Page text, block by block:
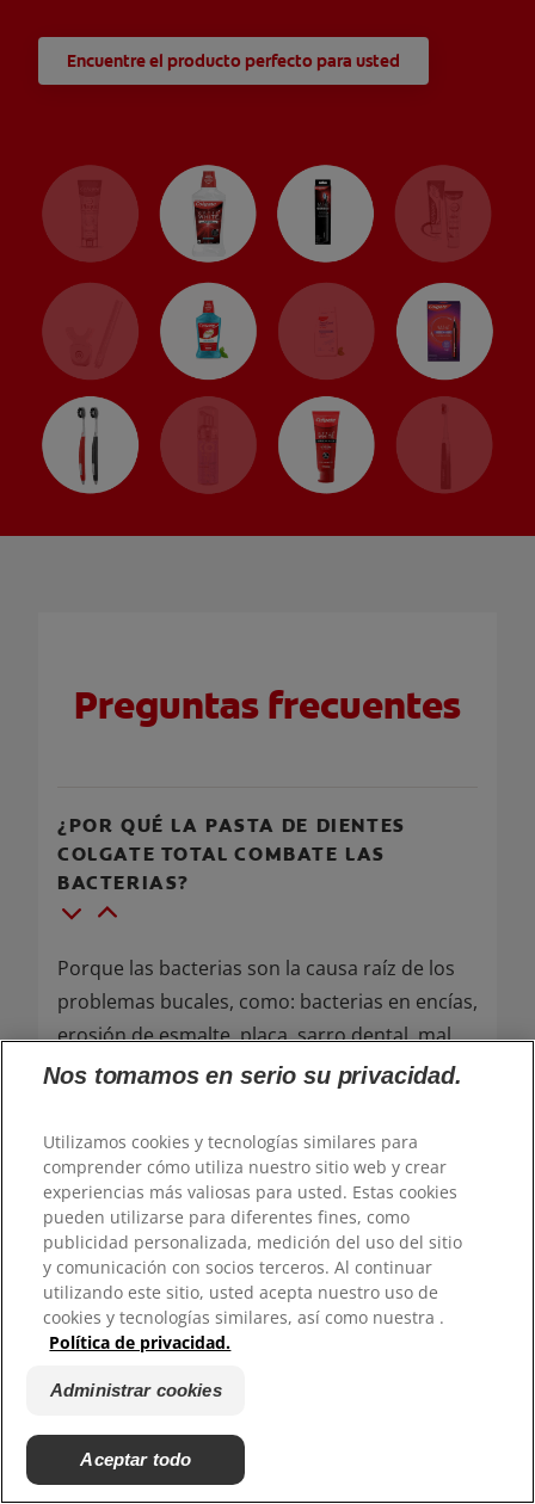
Encuentre el producto perfecto para usted
Preguntas frecuentes
¿POR QUÉ LA PASTA DE DIENTES
COLGATE TOTAL COMBATE LAS
BACTERIAS?
Porque las bacterias son la causa raíz de los
problemas bucales, como: bacterias en encías,
erosión de esmalte, placa, sarro dental, mal
aliento y carie dental.
¿CÓMO FUNCIONA LA PASTA DENTAL
COLGATE TOTAL?
Su nueva fórmula diseñada para un
desempeño superior*** combate la causa
raíz de los problemas bucales: las bacterias.
antibacterial y prevención de larga duración.
¿CUÁLES SON LOS PRINCIPALES
Nos tomamos en serio su privacidad.
Utilizamos cookies y tecnologías similares para
comprender cómo utiliza nuestro sitio web y crear
experiencias más valiosas para usted. Estas cookies
pueden utilizarse para diferentes fines, como
publicidad personalizada, medición del uso del sitio
y comunicación con socios terceros. Al continuar
utilizando este sitio, usted acepta nuestro uso de
cookies y tecnologías similares, así como nuestra .
Política de privacidad.
Administrar cookies
Aceptar todo